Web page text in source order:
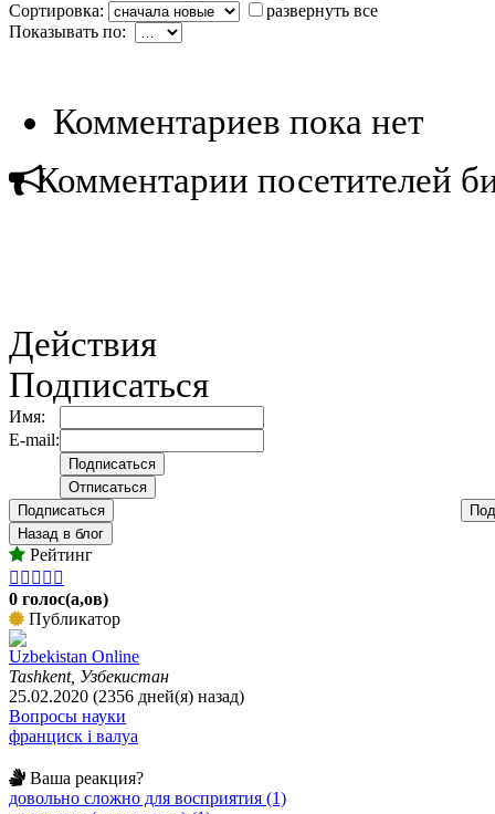
Сортировка:
развернуть все
Показывать по:
Комментариев пока нет
Комментарии посетителей
Действия
Подписаться
Имя:
E-mail:
Подписаться
Назад в блог
Рейтинг
    
0 голос(а,ов)
Публикатор
Uzbekistan Online
Tashkent, Узбекистан
25.02.2020 (2356 дней(я) назад)
Вопросы науки
франциск і валуа
Ваша реакция?
довольно сложно для восприятия (1)